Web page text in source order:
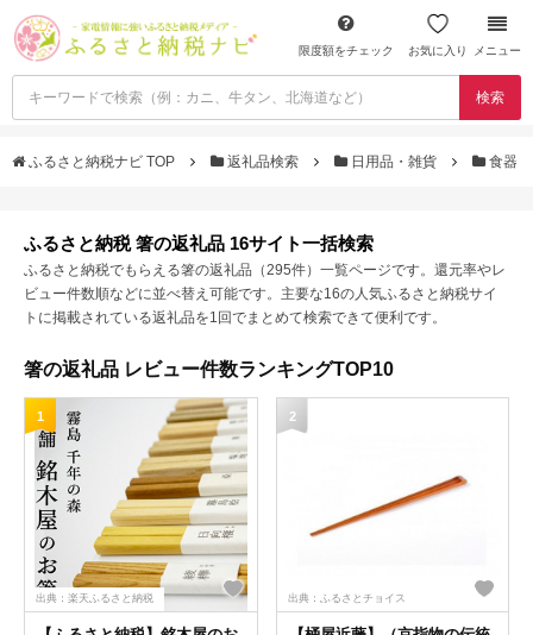
限度額をチェック お気に入り メニュー
検索
ふるさと納税ナビ TOP 返礼品検索 日用品・雑貨 食器
ふるさと納税 箸の返礼品 16サイト一括検索
ふるさと納税でもらえる箸の返礼品（295件）一覧ページです。還元率やレ
ビュー件数順などに並べ替え可能です。主要な16の人気ふるさと納税サイ
トに掲載されている返礼品を1回でまとめて検索できて便利です。
箸の返礼品 レビュー件数ランキングTOP10
1
出典：楽天ふるさと納税
2
出典：ふるさとチョイス